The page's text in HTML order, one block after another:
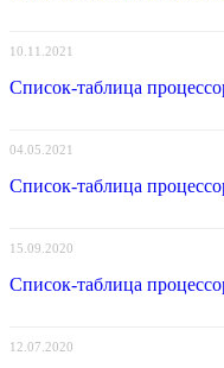
10.11.2021
Список-таблица
04.05.2021
Список-таблица
15.09.2020
Список-таблица
12.07.2020